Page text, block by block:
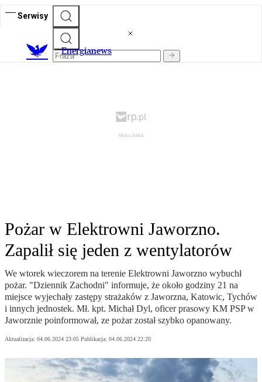
Serwisy
Energianews
Pożar w Elektrowni Jaworzno.
Zapalił się jeden z wentylatorów
We wtorek wieczorem na terenie Elektrowni Jaworzno wybuchł
pożar. "Dziennik Zachodni" informuje, że około godziny 21 na
miejsce wyjechały zastępy strażaków z Jaworzna, Katowic, Tychów
i innych jednostek. Mł. kpt. Michał Dyl, oficer prasowy KM PSP w
Jaworznie poinformował, ze pożar został szybko opanowany.
Aktualizacja: 04.06.2024 23:05 Publikacja: 04.06.2024 22:20